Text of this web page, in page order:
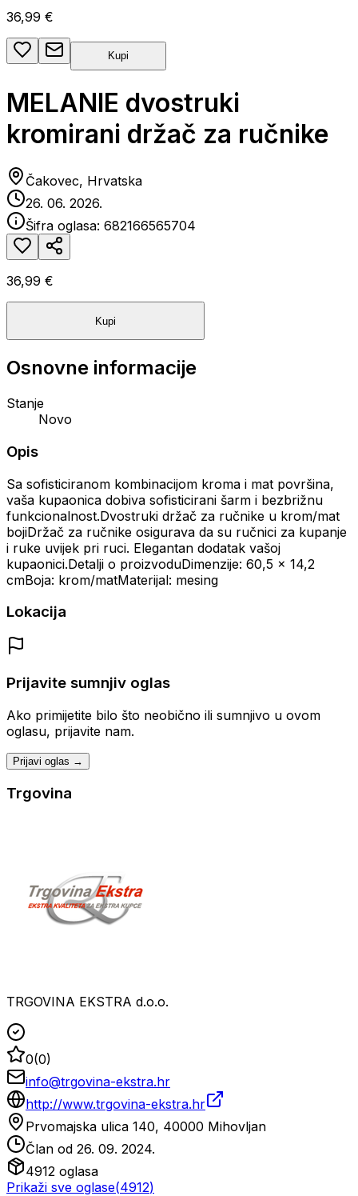
36,99 €
Kupi
MELANIE dvostruki
kromirani držač za ručnike
Čakovec, Hrvatska
26. 06. 2026.
Šifra oglasa: 682166565704
36,99 €
Kupi
Osnovne informacije
Stanje
Novo
Opis
Sa sofisticiranom kombinacijom kroma i mat površina,
vaša kupaonica dobiva sofisticirani šarm i bezbrižnu
funkcionalnost.Dvostruki držač za ručnike u krom/mat
bojiDržač za ručnike osigurava da su ručnici za kupanje
i ruke uvijek pri ruci. Elegantan dodatak vašoj
kupaonici.Detalji o proizvoduDimenzije: 60,5 x 14,2
cmBoja: krom/matMaterijal: mesing
Lokacija
Prijavite sumnjiv oglas
Ako primijetite bilo što neobično ili sumnjivo u ovom
oglasu, prijavite nam.
Prijavi oglas →
Trgovina
TRGOVINA EKSTRA d.o.o.
0(0)
info@trgovina-ekstra.hr
http://www.trgovina-ekstra.hr
Prvomajska ulica 140, 40000 Mihovljan
Član od 26. 09. 2024.
4912 oglasa
Prikaži sve oglase(4912)